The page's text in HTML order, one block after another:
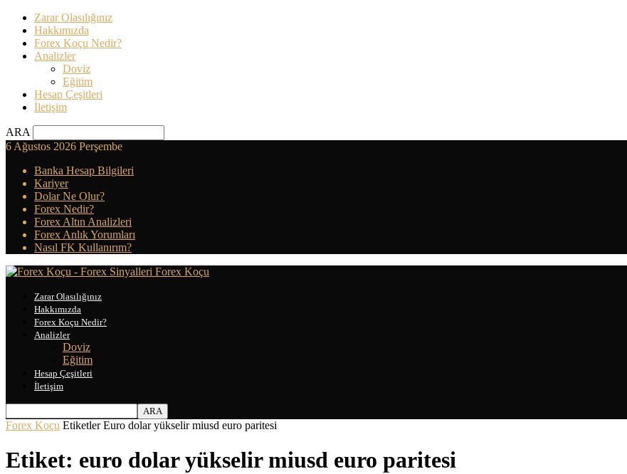
Zarar Olasılığınız
Hakkımızda
Forex Koçu Nedir?
Analizler
Doviz
Eğitim
Hesap Çeşitleri
İletişim
ARA
6 Ağustos 2026 Perşembe
Banka Hesap Bilgileri
Kariyer
Dolar Ne Olur?
Forex Nedir?
Forex Altın Analizleri
Forex Anlık Yorumları
Nasıl FK Kullanırım?
Forex Koçu
Zarar Olasılığınız
Hakkımızda
Forex Koçu Nedir?
Analizler
Doviz
Eğitim
Hesap Çeşitleri
İletişim
Forex Koçu Etiketler Euro dolar yükselir miusd euro paritesi
Etiket: euro dolar yükselir miusd euro paritesi